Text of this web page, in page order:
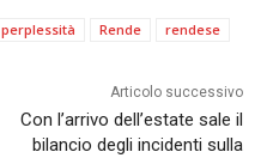
perplessità Rende
rendese
Articolo successivo
Con l’arrivo dell’estate sale il
bilancio degli incidenti sulla